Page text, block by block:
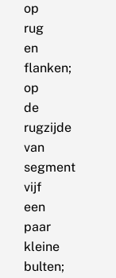
op
rug
en
flanken;
op
de
rugzijde
van
segment
vijf
een
paar
kleine
bulten;